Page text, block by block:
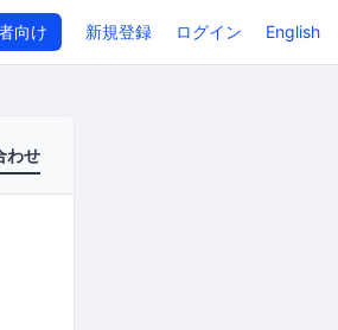
向け 新規登録 ログイン English
わせ